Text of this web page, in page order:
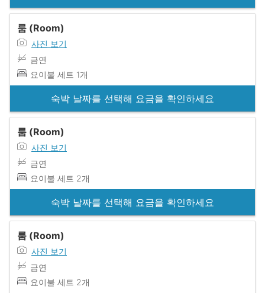
룸 (Room)
사진 보기
금연
요이불 세트 1개
숙박 날짜를 선택해 요금을 확인하세요
룸 (Room)
사진 보기
금연
요이불 세트 2개
숙박 날짜를 선택해 요금을 확인하세요
룸 (Room)
사진 보기
금연
요이불 세트 2개